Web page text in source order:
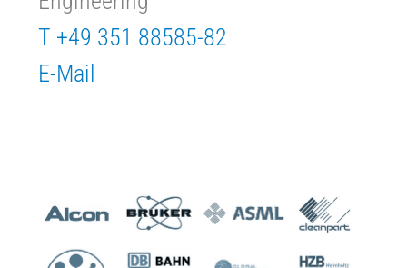
T +49 351 88585-82
E-Mail